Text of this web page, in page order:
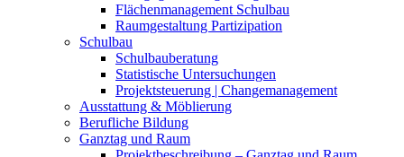
Flächenmanagement Schulbau
Raumgestaltung Partizipation
Schulbau
Schulbauberatung
Statistische Untersuchungen
Projektsteuerung | Changemanagement
Ausstattung & Möblierung
Berufliche Bildung
Ganztag und Raum